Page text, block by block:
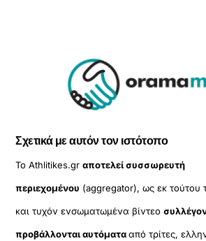
Σχετικά με αυτόν τον ιστότοπο
Το Athlitikes.grαποτελεί συσσωρευτή
περιεχομένου (aggregator), ως εκ τούτου
και τυχόν ενσωματωμένα βίντεο
προβάλλονται αυτόματααπό τρίτες,